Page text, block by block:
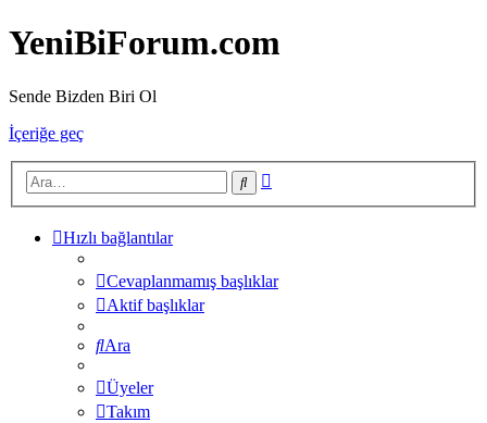
YeniBiForum.com
Sende Bizden Biri Ol
İçeriğe geç
Ara
Hızlı bağlantılar
Cevaplanmamış başlıklar
Aktif başlıklar
Ara
Üyeler
Takım